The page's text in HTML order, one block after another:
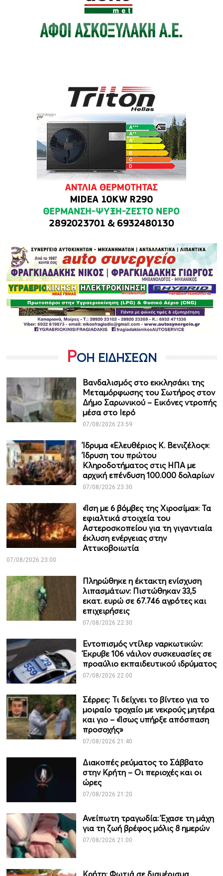
ΡΟΗ ΕΙΔΗΣΕΩΝ
Βανδαλισμός στο εκκλησάκι της
Μεταμόρφωσης του Σωτήρος στον
Δήμο Σαρωνικού – Εικόνες ντροπής
μέσα στο Ιερό
07/08/2026 23:59
Ίδρυμα «Ελευθέριος Κ. Βενιζέλος»:
Ίδρυση του πρώτου
Κληροδοτήματος στις ΗΠΑ με
αρχική επένδυση 100.000 δολαρίων
07/08/2026 23:30
«Ίση με 6 βόμβες της Χιροσίμα»: Τα
εφιαλτικά στοιχεία του
Αστεροσκοπείου για τη γιγαντιαία
έκλυση ενέργειας στην
Αττικοβοιωτία
07/08/2026 23:00
Πληρώθηκε η έκτακτη ενίσχυση
λιπασμάτων: Πιστώθηκαν 33,5
εκατ. ευρώ σε 67.746 αγρότες και
επιχειρήσεις
07/08/2026 22:30
Εντοπισμός ντίλερ ναρκωτικών:
Έκρυβε 106 νάιλον συσκευασίες σε
προαύλιο εκπαιδευτικού ιδρύματος
07/08/2026 22:00
Σέρρες: Τι δείχνει το βίντεο για το
μοιραίο τροχαίο με νεκρούς μητέρα
και γιο – «Ίσως υπήρξε απόσπαση
προσοχής»
07/08/2026 21:40
Διακοπές ρεύματος το Σάββατο
στην Κρήτη – Οι περιοχές και οι
ώρες
07/08/2026 21:20
Ανείπωτη τραγωδία: Έχασε τη μάχη
για τη ζωή βρέφος μόλις 8 ημερών
07/08/2026 21:00